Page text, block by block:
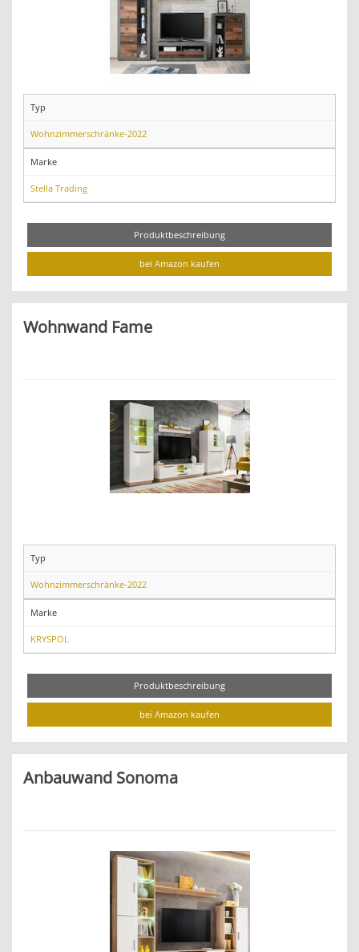
Typ
Wohnzimmerschränke-2022
Marke
Stella Trading
Produktbeschreibung
bei Amazon kaufen
Wohnwand Fame
Typ
Wohnzimmerschränke-2022
Marke
KRYSPOL
Produktbeschreibung
bei Amazon kaufen
Anbauwand Sonoma